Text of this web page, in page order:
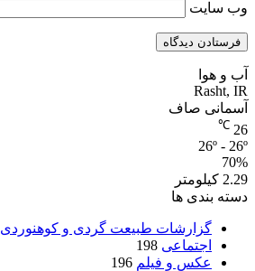
وب‌ سایت
آب و هوا
Rasht, IR
آسمانی صاف
26
℃
26º - 26º
70%
2.29 کیلومتر
دسته بندی ها
گزارشات طبیعت گردی و کوهنوردی
اجتماعی 198
عکس و فیلم 196